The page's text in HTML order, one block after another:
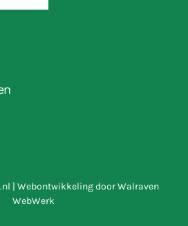
| Webontwikkeling doorWalraven
WebWerk